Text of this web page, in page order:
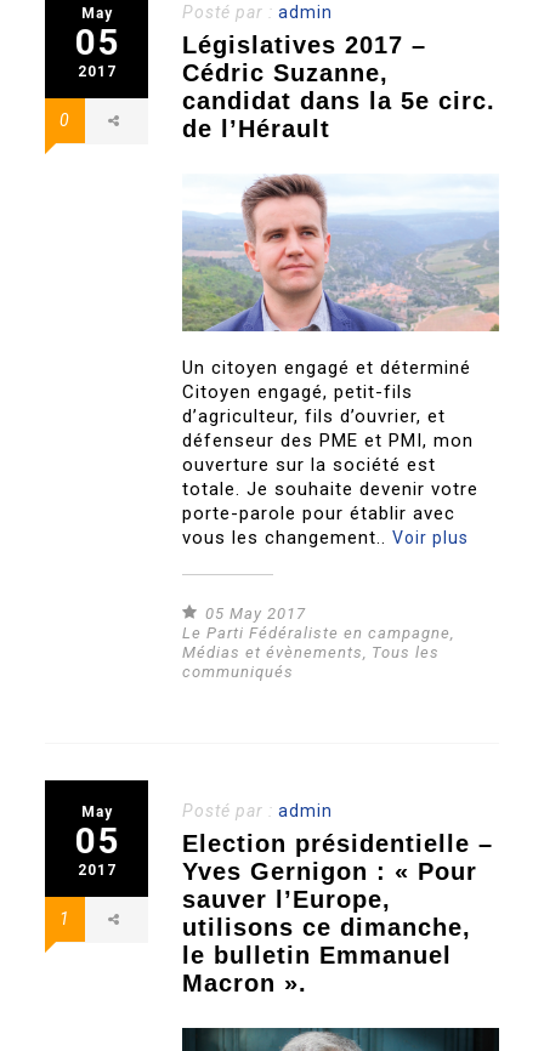
May
05
2017
0
Posté par :admin
Législatives 2017 –
Cédric Suzanne,
candidat dans la 5e circ.
de l’Hérault
Un citoyen engagé et déterminé
Citoyen engagé, petit-fils
d’agriculteur, fils d’ouvrier, et
défenseur des PME et PMI, mon
ouverture sur la société est
totale. Je souhaite devenir votre
porte-parole pour établir avec
vous les changement..Voir plus
05 May 2017
Le Parti Fédéraliste en campagne,
Médias et évènements, Tous les
communiqués
May
05
2017
1
Posté par :admin
Election présidentielle –
Yves Gernigon : « Pour
sauver l’Europe,
utilisons ce dimanche,
le bulletin Emmanuel
Macron ».